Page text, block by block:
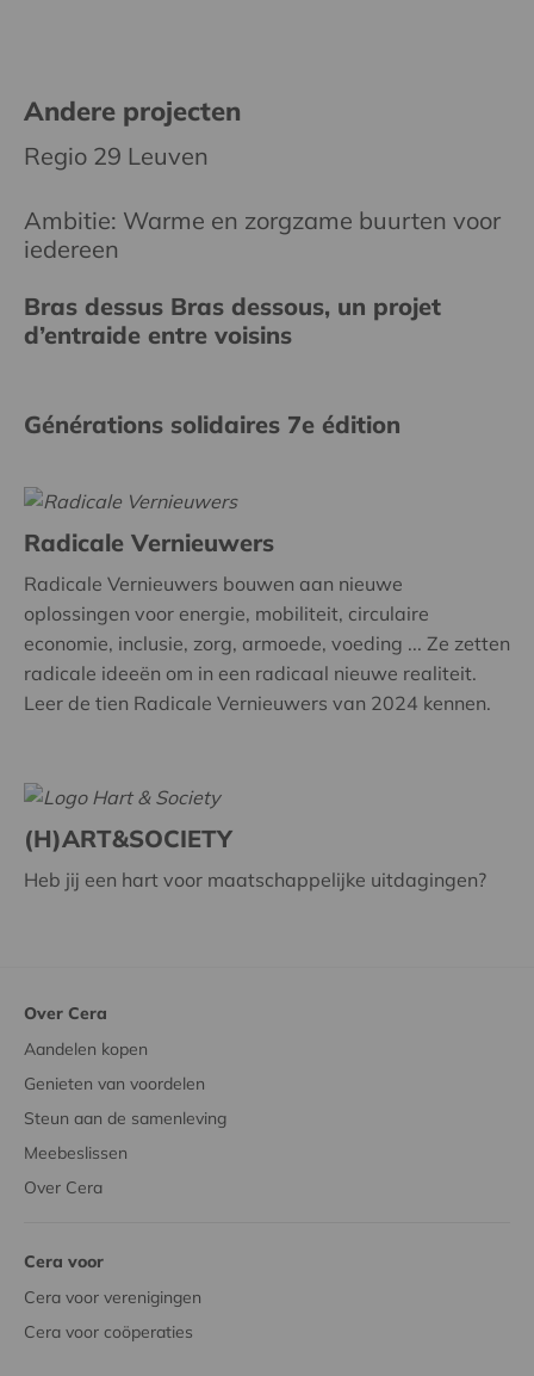
Andere projecten
Regio 29 Leuven
Ambitie: Warme en zorgzame buurten voor
iedereen
Bras dessus Bras dessous, un projet
d’entraide entre voisins
Générations solidaires 7e édition
Radicale Vernieuwers
Radicale Vernieuwers bouwen aan nieuwe
oplossingen voor energie, mobiliteit, circulaire
economie, inclusie, zorg, armoede, voeding ... Ze zetten
radicale ideeën om in een radicaal nieuwe realiteit.
Leer de tien Radicale Vernieuwers van 2024 kennen.
(H)ART&SOCIETY
Heb jij een hart voor maatschappelijke uitdagingen?
Over Cera
Aandelen kopen
Genieten van voordelen
Steun aan de samenleving
Meebeslissen
Over Cera
Cera voor
Cera voor verenigingen
Cera voor coöperaties